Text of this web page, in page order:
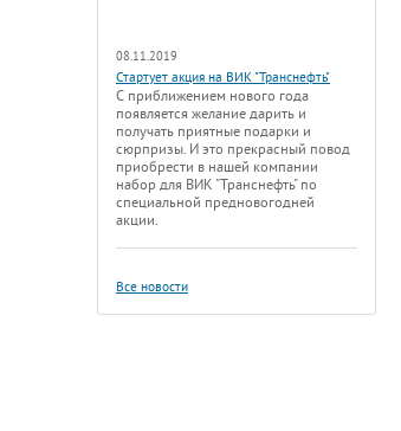
08.11.2019
Стартует акция на ВИК "Транснефть"
С приближением нового года
появляется желание дарить и
получать приятные подарки и
сюрпризы. И это прекрасный повод
приобрести в нашей компании
набор для ВИК "Транснефть" по
специальной предновогодней
акции.
Все новости